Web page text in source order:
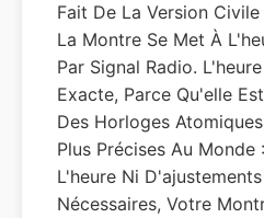
Fait De La Version Civile
La Montre Se Met À
Par Signal Radio.
Exacte, Parce Qu'elle
Des Horloges
Plus Précises Au Monde
L'heure Ni
Nécessaires, Votre